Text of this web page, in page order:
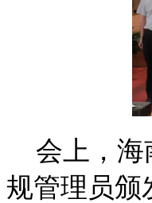
会上，
规管理员颁